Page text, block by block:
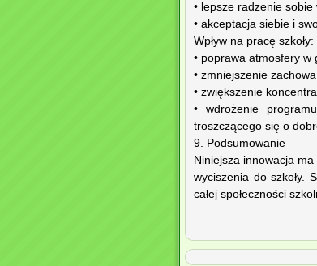
• lepsze radzenie
• akceptacja siebie i
Wpływ na pracę szkoły:
• poprawa atmosfery w
• zmniejszenie
• zwiększenie
• wdrożenie
troszczącego się o
9. Podsumowanie
Niniejsza innowacja
wyciszenia do szkoły.
całej społeczności